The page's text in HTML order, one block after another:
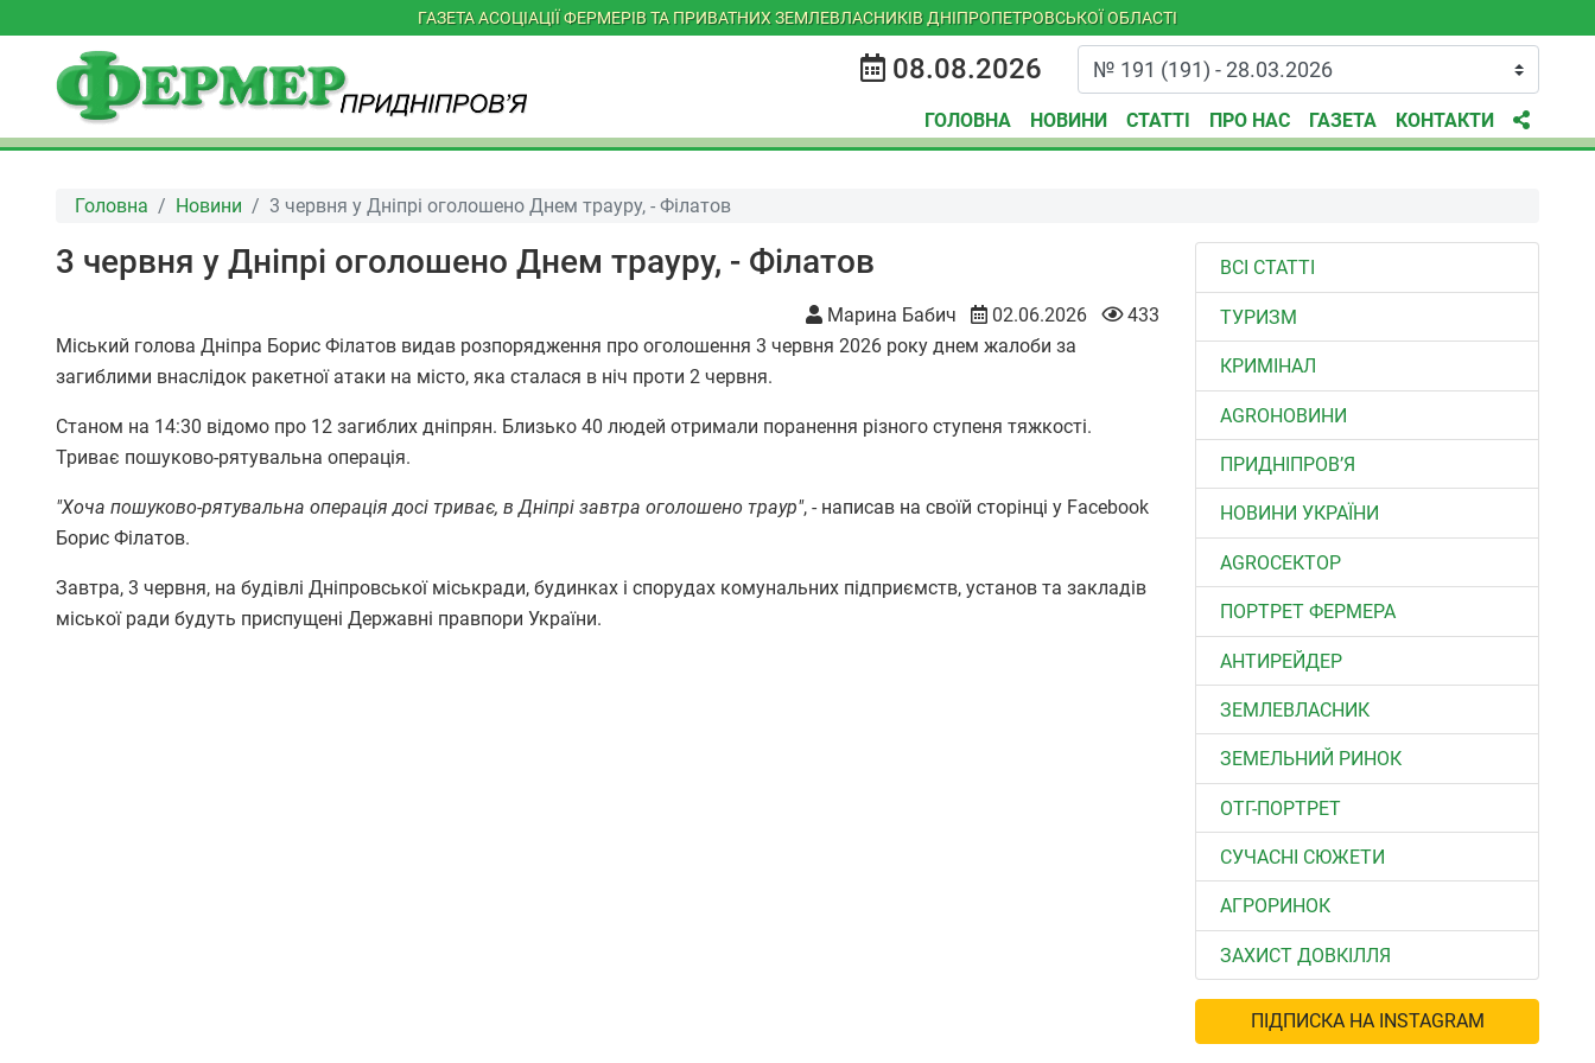
ГАЗЕТА АСОЦІАЦІЇ ФЕРМЕРІВ ТА ПРИВАТНИХ ЗЕМЛЕВЛАСНИКІВ ДНІПРОПЕТРОВСЬКОЇ ОБЛАСТІ
08.08.2026
ГОЛОВНА НОВИНИ СТАТТІ ПРО НАС ГАЗЕТА КОНТАКТИ
Головна Новини 3 червня у Дніпрі оголошено Днем трауру, - Філатов
3 червня у Дніпрі оголошено Днем трауру, - Філатов
Марина Бабич 02.06.2026
433
Міський голова Дніпра Борис Філатов видав розпорядження про оголошення 3 червня 2026 року днем жалоби за
загиблими внаслідок ракетної атаки на місто, яка сталася в ніч проти 2 червня.
Станом на 14:30 відомо про 12 загиблих дніпрян. Близько 40 людей отримали поранення різного ступеня тяжкості.
Триває пошуково-рятувальна операція.
"Хоча пошуково-рятувальна операція досі триває, в Дніпрі завтра оголошено траур", - написав на своїй сторінці у Facebook
Борис Філатов.
Завтра, 3 червня, на будівлі Дніпровської міськради, будинках і спорудах комунальних підприємств, установ та закладів
міської ради будуть приспущені Державні правпори України.
ВСІ СТАТТІ
ТУРИЗМ
КРИМІНАЛ
AGROНОВИНИ
ПРИДНІПРОВ’Я
НОВИНИ УКРАЇНИ
АGROСЕКТОР
ПОРТРЕТ ФЕРМЕРА
АНТИРЕЙДЕР
ЗЕМЛЕВЛАСНИК
ЗЕМЕЛЬНИЙ РИНОК
ОТГ-ПОРТРЕТ
СУЧАСНІ СЮЖЕТИ
АГРОРИНОК
ЗАХИСТ ДОВКІЛЛЯ
ПІДПИСКА НА INSTAGRAM